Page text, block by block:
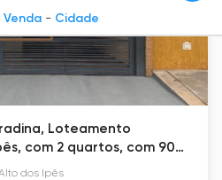
Venda - Cidade
Loteamento
com 2 quartos, com 90
dos Ipês